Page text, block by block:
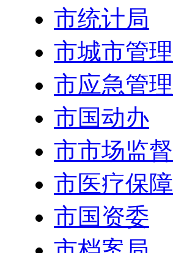
市统计局
市城市管
市应急管
市国动办
市市场监
市医疗保
市国资委